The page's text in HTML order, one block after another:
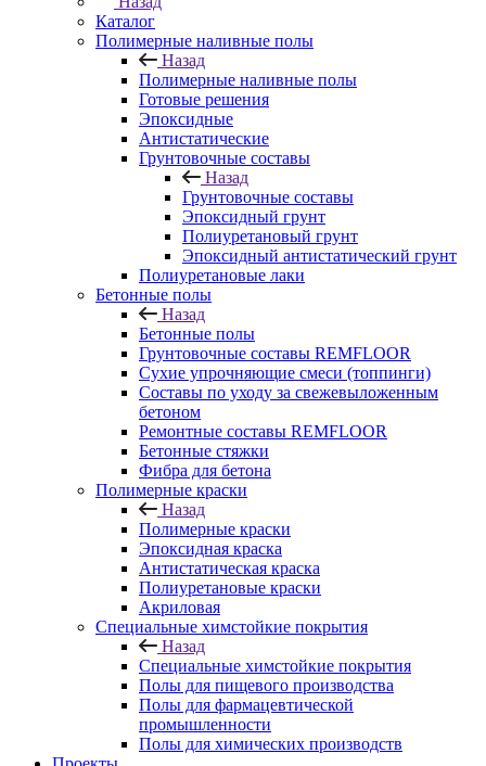
Каталог
Полимерные наливные полы
Назад
Полимерные наливные полы
Готовые решения
Эпоксидные
Антистатические
Грунтовочные составы
Назад
Грунтовочные составы
Эпоксидный грунт
Полиуретановый грунт
Эпоксидный антистатический грунт
Полиуретановые лаки
Бетонные полы
Назад
Бетонные полы
Грунтовочные составы REMFLOOR
Сухие упрочняющие смеси (топпинги)
Составы по уходу за свежевыложенным
бетоном
Ремонтные составы REMFLOOR
Бетонные стяжки
Фибра для бетона
Полимерные краски
Назад
Полимерные краски
Эпоксидная краска
Антистатическая краска
Полиуретановые краски
Акриловая
Специальные химстойкие покрытия
Назад
Специальные химстойкие покрытия
Полы для пищевого производства
Полы для фармацевтической
промышленности
Полы для химических производств